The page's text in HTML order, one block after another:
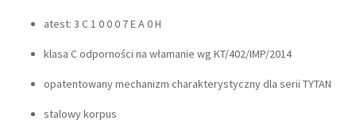
atest: 3 C 1 0 0 0 7 E A 0 H
klasa C odporności na włamanie wg KT/402/IMP/2014
opatentowany mechanizm charakterystyczny dla serii TYTAN
stalowy korpus